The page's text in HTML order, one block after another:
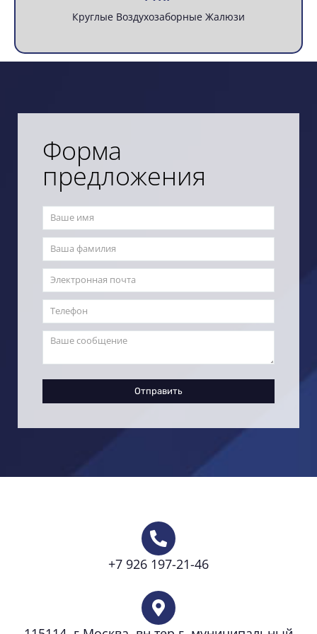
Круглые Воздухозаборные Жалюзи
Форма
предложения
Отправить
+7 926 197-21-46